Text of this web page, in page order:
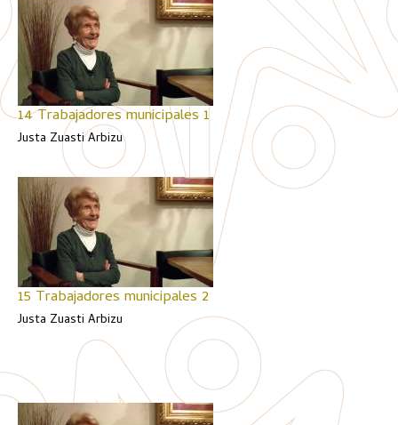
14 Trabajadores municipales 1
Justa Zuasti Arbizu
15 Trabajadores municipales 2
Justa Zuasti Arbizu